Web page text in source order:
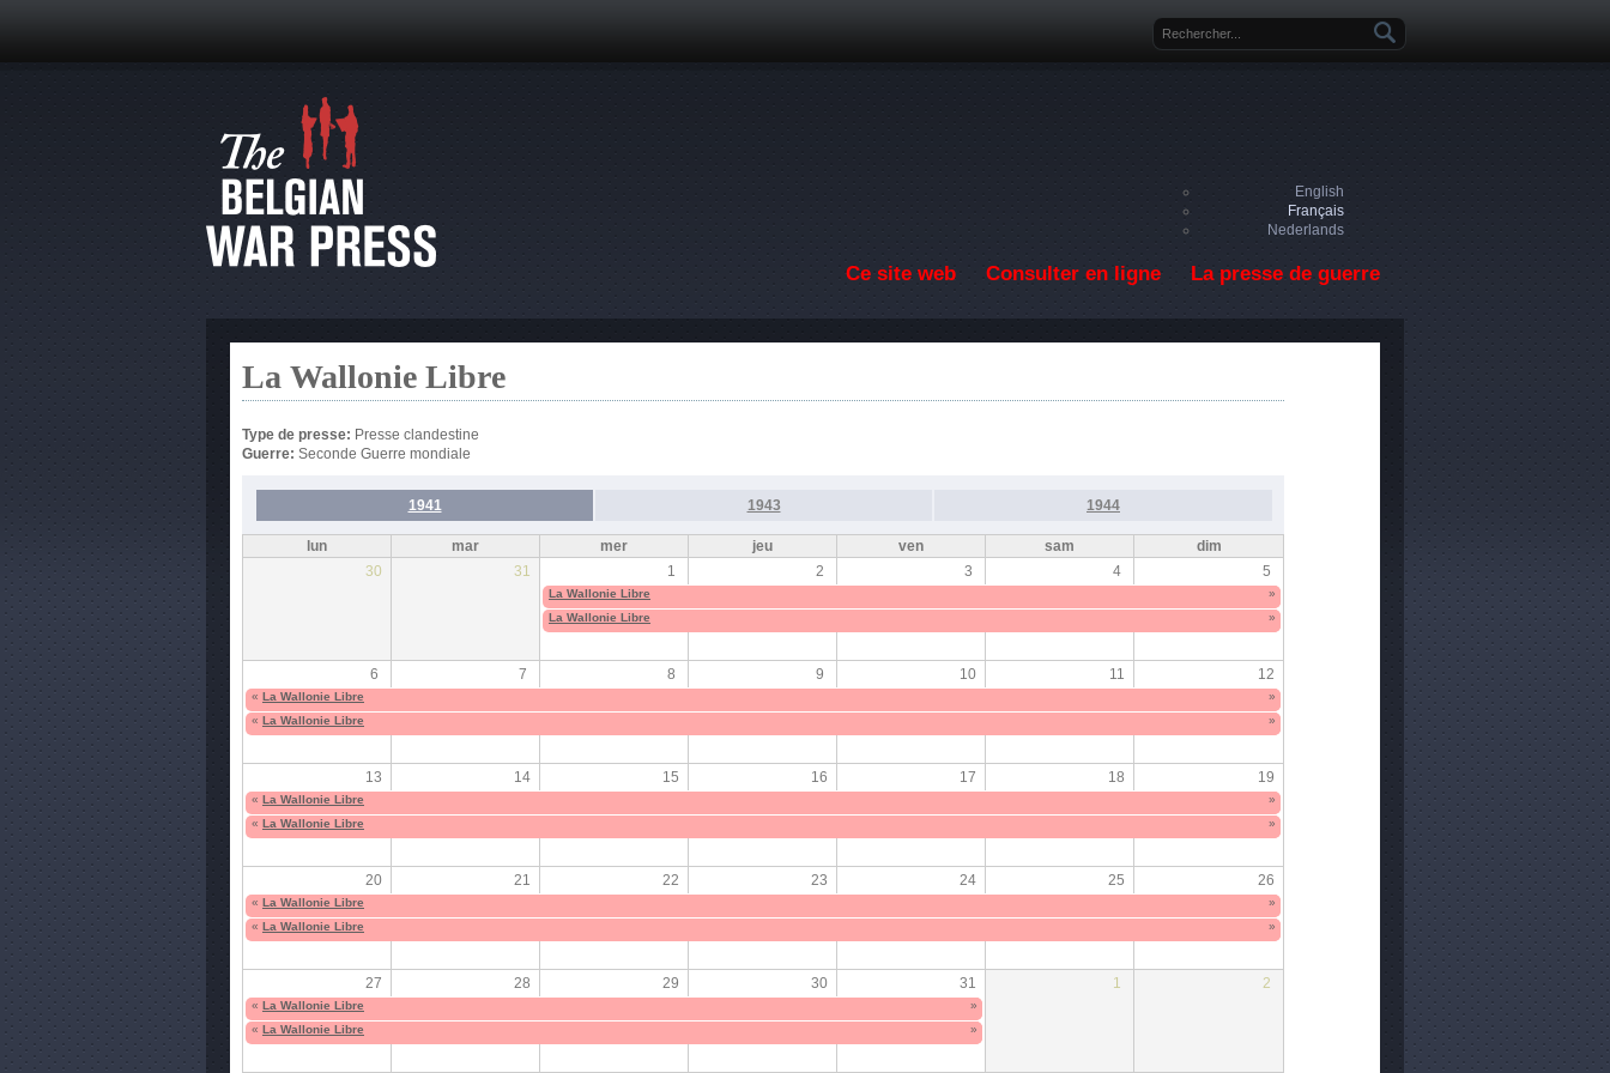
Formulaire de recherche
English
Français
Nederlands
Ce site web Consulter en ligne La presse de guerre
La Wallonie Libre
Type de presse: Presse clandestine
Guerre: Seconde Guerre mondiale
1941 1943 1944
lun mar mer jeu ven sam
dim
30
31 1 2 3 4 5
La Wallonie Libre
»
La Wallonie Libre
»
6 7 8 9 10 11 12
« La Wallonie Libre
»
« La Wallonie Libre »
13 14 15 16 17 18 19
« La Wallonie Libre
»
« La Wallonie Libre »
20 21 22 23 24 25 26
« La Wallonie Libre
»
« La Wallonie Libre »
27 28 29 30 31 1 2
« La Wallonie Libre
»
« La Wallonie Libre »